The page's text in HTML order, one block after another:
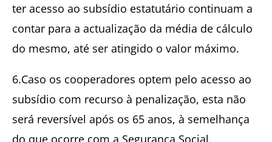
ter acesso ao subsídio estatutário continuam a
contar para a actualização da média de cálculo
do mesmo, até ser atingido o valor máximo.
6.Caso os cooperadores optem pelo acesso ao
subsídio com recurso à penalização, esta não
será reversível após os 65 anos, à semelhança
do que ocorre com a Segurança Social.